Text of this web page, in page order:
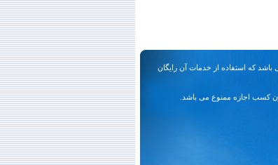
باشد که استفاده از خدمات آن رایگان
کسب اجازه ممنوع می باشد.